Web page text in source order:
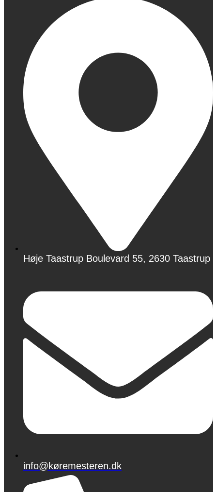
Høje Taastrup Boulevard 55, 2630 Taastrup
info@køremesteren.dk